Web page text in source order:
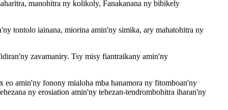
manohitra ny kolikoly, Fanakanana ny bibikely
tontolo iainana, miorina amin'ny simika, ary mahatohitra ny
zavamaniry. Tsy misy fiantraikany amin'ny
eo amin'ny fonony mialoha mba hanamora ny fitomboan'ny
ny erosiation amin'ny tehezan-tendrombohitra iharan'ny